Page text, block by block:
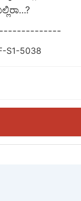
S1-5038